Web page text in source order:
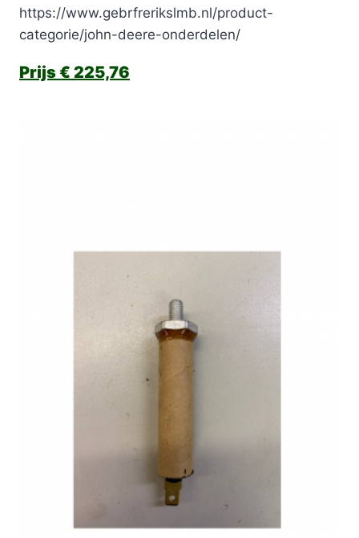
https://www.gebrfrerikslmb.nl/product-
categorie/john-deere-onderdelen/
€ 225,76